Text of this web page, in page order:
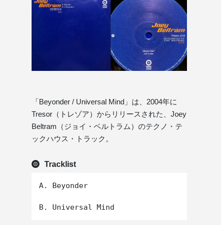
「Beyonder / Universal Mind」は、2004年に
Tresor（トレゾア）からリリースされた、Joey
Beltram（ジョイ・ベルトラム）のテクノ・テ
ックハウス・トラック。
Tracklist
A. Beyonder